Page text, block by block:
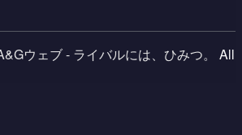
ウェブ - ライバルには、ひみつ。
All